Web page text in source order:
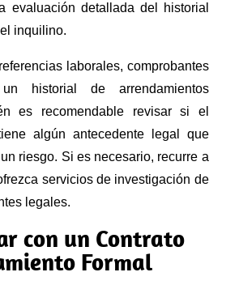
evaluación detallada del historial
inquilino.
laborales, comprobantes
historial de arrendamientos
es recomendable revisar si el
algún antecedente legal que
riesgo. Si es necesario, recurre a
servicios de investigación de
legales.
con un Contrato
Formal